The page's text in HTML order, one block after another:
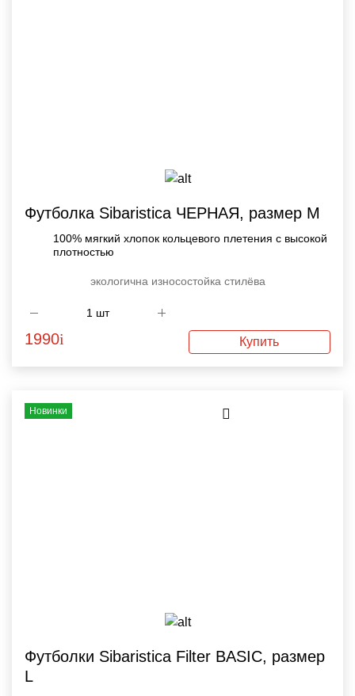
Футболка Sibaristica ЧЕРНАЯ, размер М
100% мягкий хлопок кольцевого плетения с высокой
плотностью
экологична износостойка стилёва
1990i Купить
Новинки
Футболки Sibaristica Filter BASIC, размер
L